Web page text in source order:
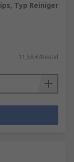
Typ Reiniger
11,58 €/Beutel